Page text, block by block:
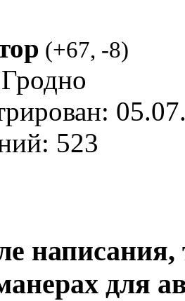
(+67, -8)
523
для